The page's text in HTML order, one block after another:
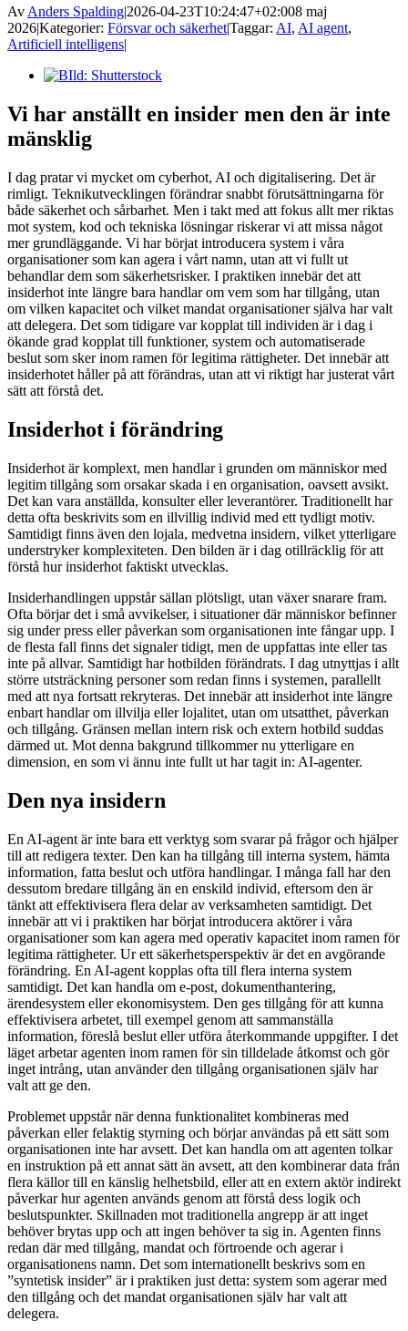
AvAnders Spalding|2026-04-23T10:24:47+02:008 maj
2026|Kategorier: Försvar och säkerhet|Taggar: AI, AI agent,
Artificiell intelligens|
Visa
bild
Vi har anställt en insider men den är inte
mänsklig
I dag pratar vi mycket om cyberhot, AI och digitalisering. Det är
rimligt. Teknikutvecklingen förändrar snabbt förutsättningarna för
både säkerhet och sårbarhet. Men i takt med att fokus allt mer riktas
mot system, kod och tekniska lösningar riskerar vi att missa något
mer grundläggande. Vi har börjat introducera system i våra
organisationer som kan agera i vårt namn, utan att vi fullt ut
behandlar dem som säkerhetsrisker. I praktiken innebär det att
insiderhot inte längre bara handlar om vem som har tillgång, utan
om vilken kapacitet och vilket mandat organisationer själva har valt
att delegera. Det som tidigare var kopplat till individen är i dag i
ökande grad kopplat till funktioner, system och automatiserade
beslut som sker inom ramen för legitima rättigheter. Det innebär att
insiderhotet håller på att förändras, utan att vi riktigt har justerat vårt
sätt att förstå det.
Insiderhot i förändring
Insiderhot är komplext, men handlar i grunden om människor med
legitim tillgång som orsakar skada i en organisation, oavsett avsikt.
Det kan vara anställda, konsulter eller leverantörer. Traditionellt har
detta ofta beskrivits som en illvillig individ med ett tydligt motiv.
Samtidigt finns även den lojala, medvetna insidern, vilket ytterligare
understryker komplexiteten. Den bilden är i dag otillräcklig för att
förstå hur insiderhot faktiskt utvecklas.
Insiderhandlingen uppstår sällan plötsligt, utan växer snarare fram.
Ofta börjar det i små avvikelser, i situationer där människor befinner
sig under press eller påverkan som organisationen inte fångar upp. I
de flesta fall finns det signaler tidigt, men de uppfattas inte eller tas
inte på allvar. Samtidigt har hotbilden förändrats. I dag utnyttjas i allt
större utsträckning personer som redan finns i systemen, parallellt
med att nya fortsatt rekryteras. Det innebär att insiderhot inte längre
enbart handlar om illvilja eller lojalitet, utan om utsatthet, påverkan
och tillgång. Gränsen mellan intern risk och extern hotbild suddas
därmed ut. Mot denna bakgrund tillkommer nu ytterligare en
dimension, en som vi ännu inte fullt ut har tagit in: AI-agenter.
Den nya insidern
En AI-agent är inte bara ett verktyg som svarar på frågor och hjälper
till att redigera texter. Den kan ha tillgång till interna system, hämta
information, fatta beslut och utföra handlingar. I många fall har den
dessutom bredare tillgång än en enskild individ, eftersom den är
tänkt att effektivisera flera delar av verksamheten samtidigt. Det
innebär att vi i praktiken har börjat introducera aktörer i våra
organisationer som kan agera med operativ kapacitet inom ramen för
legitima rättigheter. Ur ett säkerhetsperspektiv är det en avgörande
förändring. En AI-agent kopplas ofta till flera interna system
samtidigt. Det kan handla om e-post, dokumenthantering,
ärendesystem eller ekonomisystem. Den ges tillgång för att kunna
effektivisera arbetet, till exempel genom att sammanställa
information, föreslå beslut eller utföra återkommande uppgifter. I det
läget arbetar agenten inom ramen för sin tilldelade åtkomst och gör
inget intrång, utan använder den tillgång organisationen själv har
valt att ge den.
Problemet uppstår när denna funktionalitet kombineras med
påverkan eller felaktig styrning och börjar användas på ett sätt som
organisationen inte har avsett. Det kan handla om att agenten tolkar
en instruktion på ett annat sätt än avsett, att den kombinerar data från
flera källor till en känslig helhetsbild, eller att en extern aktör indirekt
påverkar hur agenten används genom att förstå dess logik och
beslutspunkter. Skillnaden mot traditionella angrepp är att inget
behöver brytas upp och att ingen behöver ta sig in. Agenten finns
redan där med tillgång, mandat och förtroende och agerar i
organisationens namn. Det som internationellt beskrivs som en
”syntetisk insider” är i praktiken just detta: system som agerar med
den tillgång och det mandat organisationen själv har valt att
delegera.